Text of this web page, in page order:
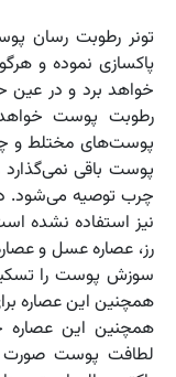
تونر رطوبت رسان
پاکسازی نموده و
رطوبت پوست
پوست‌های مختلط و
پوست باقی
چرب توصیه می‌شود. در
نیز استفاده نشده
رز، عصاره عسل و
سوزش پوست را
همچنین این عصاره
همچنین این عصاره
لطافت پوست